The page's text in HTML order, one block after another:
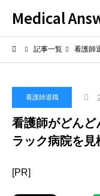
Medical
記事一覧 看護師
看護師退職
看護師がどんど
ラック病院を見
[PR]